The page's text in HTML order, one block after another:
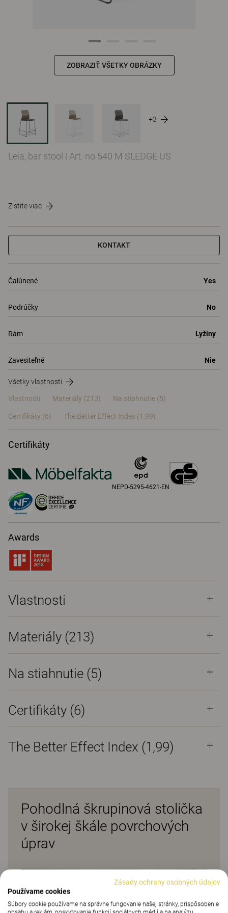
ZOBRAZIŤ VŠETKY OBRÁZKY
+3
Leia, bar stool | Art. no 540 M SLEDGE US
Zistite viac
KONTAKT
Čalúnené Yes
Podrúčky No
Rám Lyžiny
Zavesiteľné Nie
Všetky vlastnosti
Vlastnosti Materiály (213) Na stiahnutie (5)
Certifikáty (6) The Better Effect Index (1,99)
Certifikáty
NEPD-5295-4621-EN
Awards
Vlastnosti
Materiály (213)
Na stiahnutie (5)
Certifikáty (6)
The Better Effect Index (1,99)
Pohodlná škrupinová stolička
v širokej škále povrchových
úprav
Zásady ochrany osobných údajov
Používame cookies
Súbory cookie používame na správne fungovanie našej stránky, prispôsobenie